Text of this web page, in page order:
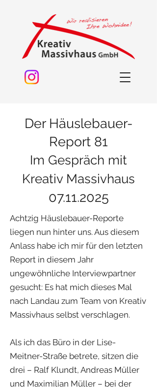
Der Häuslebauer-
Report 81
Im Gespräch mit
Kreativ Massivhaus
07.11.2025
Achtzig Häuslebauer-Reporte
liegen nun hinter uns. Aus diesem
Anlass habe ich mir für den letzten
Report in diesem Jahr
ungewöhnliche Interviewpartner
gesucht: Es hat mich dieses Mal
nach Landau zum Team von Kreativ
Massivhaus selbst verschlagen.
Als ich das Büro in der Lise-
Meitner-Straße betrete, sitzen die
drei – Ralf Klundt, Andreas Müller
und Maximilian Müller – bei der